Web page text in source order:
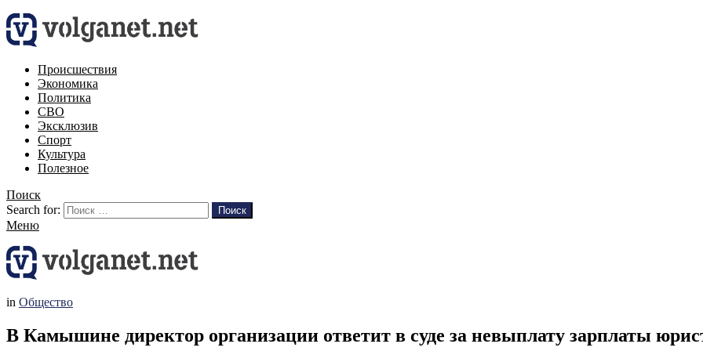
Происшествия
Экономика
Политика
СВО
Эксклюзив
Спорт
Культура
Полезное
Поиск
Search for:
Поиск
Меню
in Общество
В Камышине директор организации ответит в суде за невыплату зарплаты